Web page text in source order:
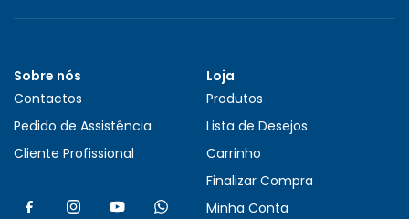
Sobre nós
Contactos
Pedido de Assistência
Cliente Profissional
Loja
Produtos
Lista de Desejos
Carrinho
Finalizar Compra
Minha Conta